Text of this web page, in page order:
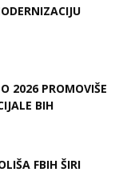
2026 PROMOVIŠE
BIH
FBIH ŠIRI